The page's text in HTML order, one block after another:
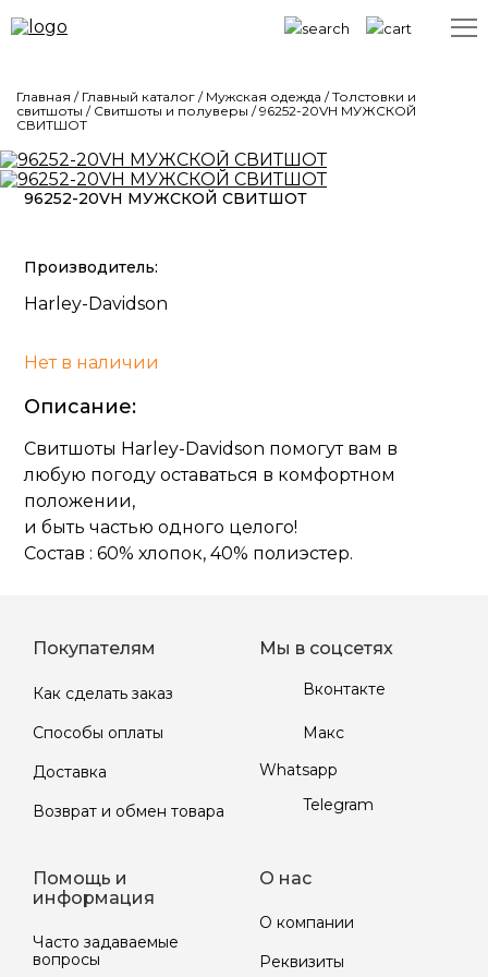
Главная / Главный каталог / Мужская одежда /Толстовки и
свитшоты / Свитшоты и полуверы /96252-20VH МУЖСКОЙ
СВИТШОТ
96252-20VH МУЖСКОЙ СВИТШОТ
Производитель:
Harley-Davidson
Нет в наличии
Описание:
Свитшоты Harley-Davidson помогут вам в
любую погоду оставаться в комфортном
положении,
и быть частью одного целого!
Состав : 60% хлопок, 40% полиэстер.
Покупателям
Как сделать заказ
Способы оплаты
Доставка
Возврат и обмен товара
Мы в соцсетях
Вконтакте
Макс
Whatsapp
Telegram
Помощь и
информация
Часто задаваемые
вопросы
О нас
О компании
Реквизиты